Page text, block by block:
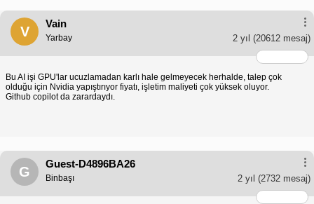
V
Vain
2 yıl (20612 mesaj)
Yarbay
Bu AI işi GPU'lar ucuzlamadan karlı hale gelmeyecek herhalde, talep çok
olduğu için Nvidia yapıştırıyor fiyatı, işletim maliyeti çok yüksek oluyor.
Github copilot da zarardaydı.
G
Guest-D4896BA26
2 yıl (2732 mesaj)
Binbaşı